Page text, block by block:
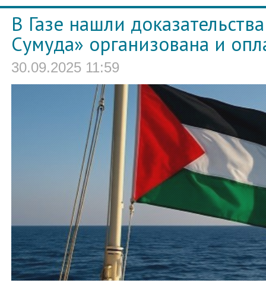
В Газе нашли
Сумуда» организована и
30.09.2025 11:59